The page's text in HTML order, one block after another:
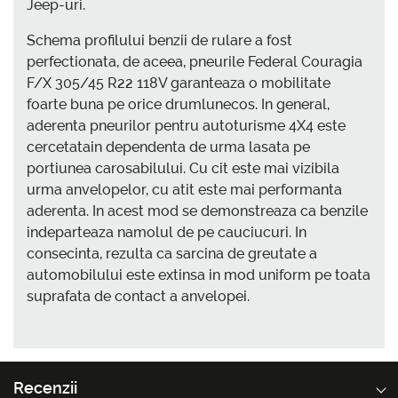
Jeep-uri.
Schema profilului benzii de rulare a fost
perfectionata, de aceea, pneurile Federal Couragia
F/X 305/45 R22 118V garanteaza o mobilitate
foarte buna pe orice drumlunecos. In general,
aderenta pneurilor pentru autoturisme 4X4 este
cercetatain dependenta de urma lasata pe
portiunea carosabilului. Cu cit este mai vizibila
urma anvelopelor, cu atit este mai performanta
aderenta. In acest mod se demonstreaza ca benzile
indeparteaza namolul de pe cauciucuri. In
consecinta, rezulta ca sarcina de greutate a
automobilului este extinsa in mod uniform pe toata
suprafata de contact a anvelopei.
Recenzii